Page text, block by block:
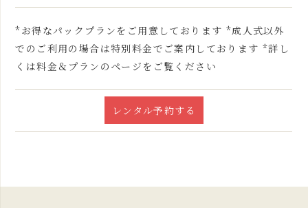
*お得なパックプランをご用意しております *成人式以外
でのご利用の場合は特別料金でご案内しております *詳し
くは料金＆プランのページをご覧ください
レンタル予約する